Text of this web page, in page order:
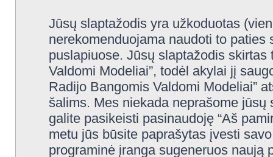
Jūsų slaptažodis yra užkoduotas
nerekomenduojama naudoti to
puslapiuose. Jūsų slaptažodis
Valdomi Modeliai”, todėl akylai jį
Radijo Bangomis Valdomi Modeliai”
šalims. Mes niekada neprašome
galite pasikeisti pasinaudoję “Aš
metu jūs būsite paprašytas įvesti
programinė įranga sugeneruos naują